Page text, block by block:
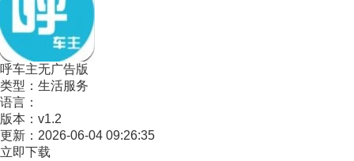
呼车主无广告版
类型： 生活服务
语言：
版本： v1.2
更新： 2026-06-04 09:26:35
立即下载